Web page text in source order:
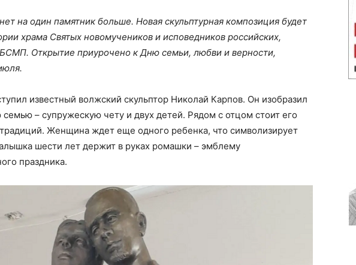
на один памятник больше. Новая скульптурная композиция будет
храма Святых новомучеников и исповедников российских,
Открытие приурочено к Дню семьи, любви и верности,
известный волжский скульптор Николай Карпов. Он изобразил
– супружескую чету и двух детей. Рядом с отцом стоит его
Женщина ждет еще одного ребенка, что символизирует
шести лет держит в руках ромашки – эмблему
праздника.